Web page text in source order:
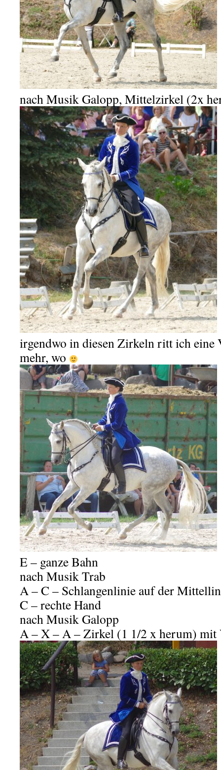
nach Musik Galopp, Mittelzirkel (2x
irgendwo in diesen Zirkeln ritt ich eine
mehr, wo
E – ganze Bahn
nach Musik Trab
A – C – Schlangenlinie auf der
C – rechte Hand
nach Musik Galopp
A – X – A – Zirkel (1 1/2 x herum) mit